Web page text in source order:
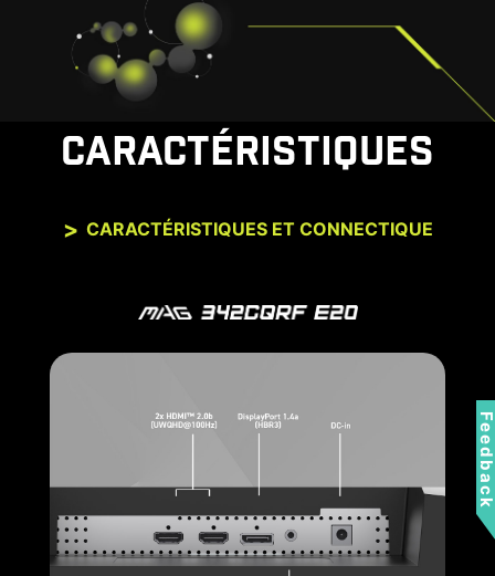
CARACTÉRISTIQUES
CARACTÉRISTIQUES ET CONNECTIQUE